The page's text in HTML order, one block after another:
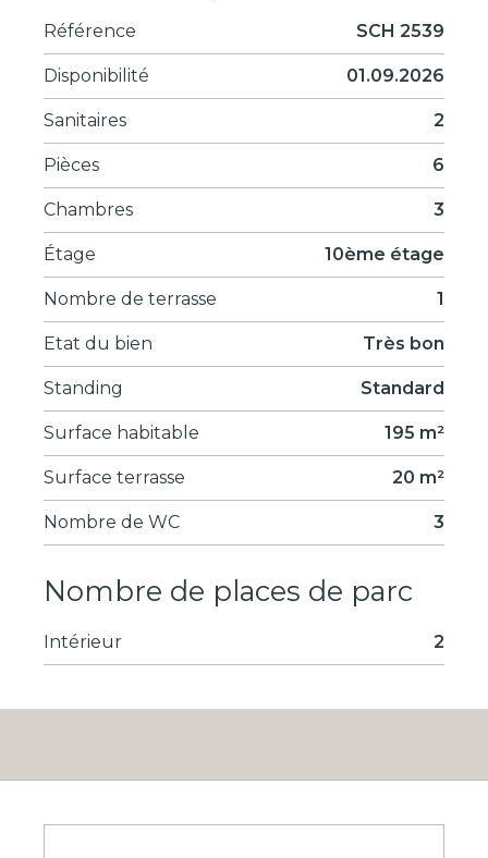
Référence SCH 2539
Disponibilité 01.09.2026
Sanitaires 2
Pièces 6
Chambres 3
Étage 10ème étage
Nombre de terrasse 1
Etat du bien Très bon
Standing Standard
Surface habitable 195 m²
Surface terrasse 20 m²
Nombre de WC 3
Nombre de places de parc
Intérieur 2